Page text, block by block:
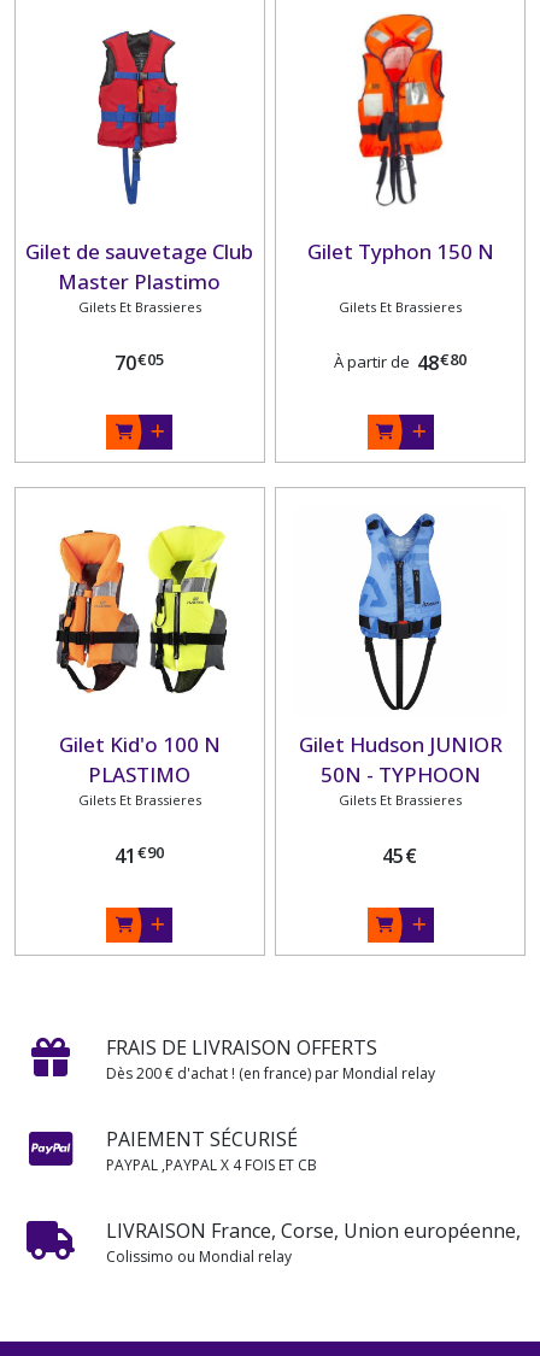
Gilet de sauvetage Club
Master Plastimo
Gilets Et Brassieres
70€05
Gilet Typhon 150 N
Gilets Et Brassieres
À partir de 48€80
Gilet Kid'o 100 N
PLASTIMO
Gilets Et Brassieres
41 €90
Gilet Hudson JUNIOR
50N - TYPHOON
Gilets Et Brassieres
45€
FRAIS DE LIVRAISON OFFERTS
Dès 200 € d'achat ! (en france) par Mondial relay
PAIEMENT SÉCURISÉ
PAYPAL ,PAYPAL X 4 FOIS ET CB
LIVRAISON France, Corse, Union européenne,
Colissimo ou Mondial relay